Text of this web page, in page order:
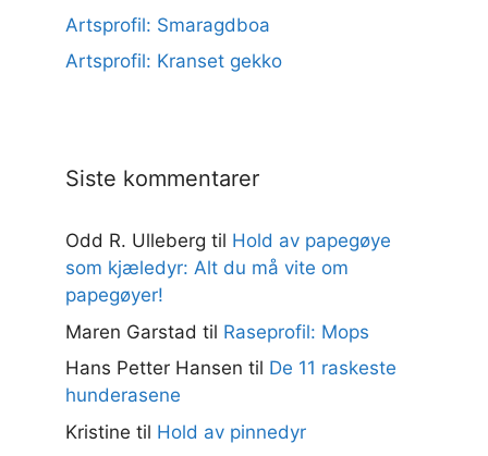
Artsprofil: Smaragdboa
Artsprofil: Kranset gekko
Siste kommentarer
Odd R. Ulleberg til Hold av papegøye
som kjæledyr: Alt du må vite om
papegøyer!
Maren Garstad til Raseprofil: Mops
Hans Petter Hansen til De 11 raskeste
hunderasene
Kristine til Hold av pinnedyr